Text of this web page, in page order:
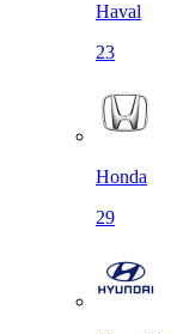
Haval
23
Honda
29